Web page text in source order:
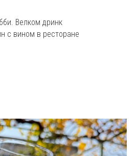
Велком дринк
с вином в ресторане